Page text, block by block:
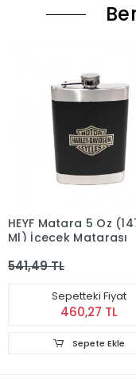
HEYF Matara 5 Oz
Ml) İçecek Matarası
541,49 TL
Sepetteki Fiyat
460,27 TL
Sepete Ekle